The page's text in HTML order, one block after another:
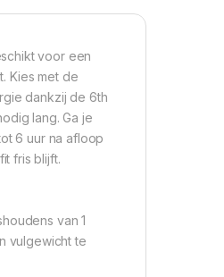
voor een
Kies met de
dankzij de 6th
lang. Ga je
6 uur na afloop
fris blijft.
van 1
vulgewicht te